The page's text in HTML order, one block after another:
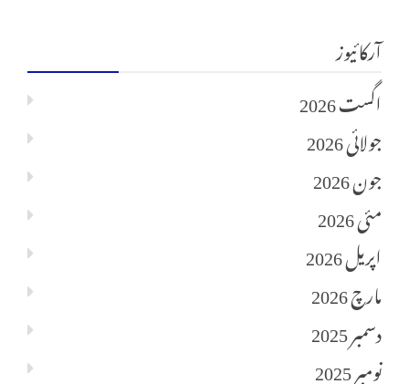
آرکائیوز
اگست 2026
جولائی 2026
جون 2026
مئی 2026
اپریل 2026
مارچ 2026
دسمبر 2025
نومبر 2025